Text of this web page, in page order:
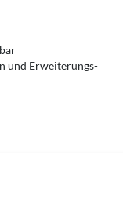
und Erweiterungs-